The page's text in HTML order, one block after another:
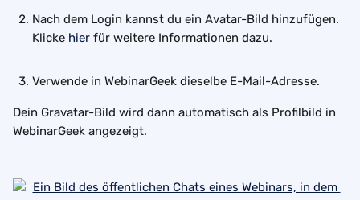
Nach dem Login kannst du ein Avatar-Bild hinzufügen.
Klicke hier für weitere Informationen dazu.
Verwende in WebinarGeek dieselbe E-Mail-Adresse.
Dein Gravatar-Bild wird dann automatisch als Profilbild in
WebinarGeek angezeigt.